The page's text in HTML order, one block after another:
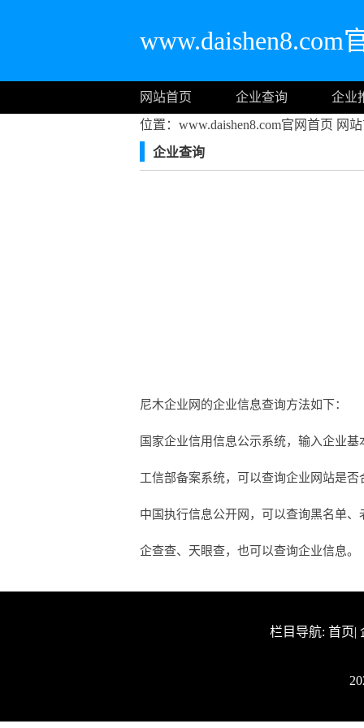
www.daishen8.com
网站首页 企业查询
企业
位置：www.daishen8.com官网首页 网
企业查询
尼木企业网的企业信息查询方法如下：
国家企业信用信息公示系统，输入企业
工信部备案系统，可以查询企业网站是
中国执行信息公开网，可以查询黑名单
企查查、天眼查，也可以查询企业信息。
栏目导航: 首页|